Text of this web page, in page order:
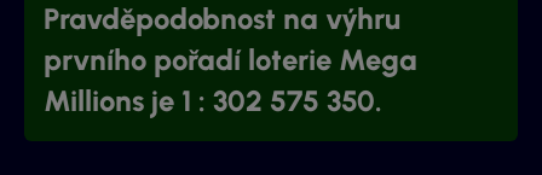
Pravděpodobnost na výhru
prvního pořadí loterie Mega
Millions je 1 : 302 575 350.